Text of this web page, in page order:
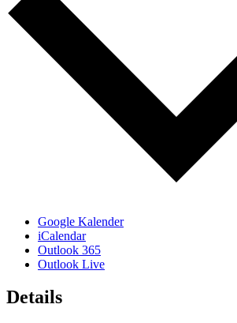
Google Kalender
iCalendar
Outlook 365
Outlook Live
Details